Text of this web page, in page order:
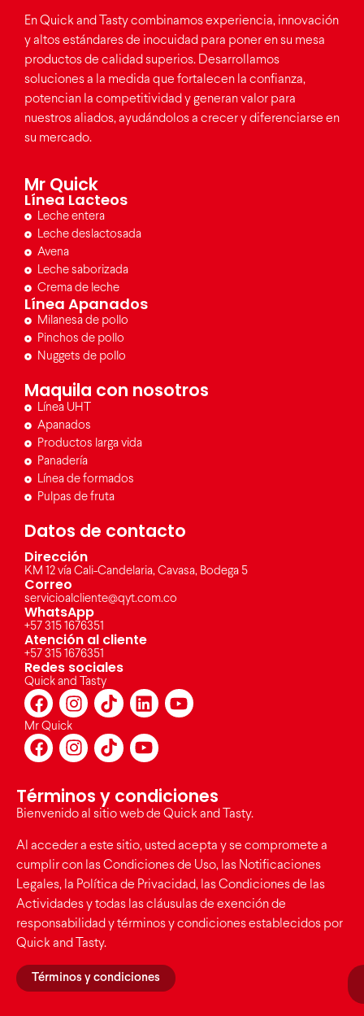
En Quick and Tasty combinamos experiencia, innovación
y altos estándares de inocuidad para poner en su mesa
productos de calidad superios. Desarrollamos
soluciones a la medida que fortalecen la confianza,
potencian la competitividad y generan valor para
nuestros aliados, ayudándolos a crecer y diferenciarse en
su mercado.
Mr Quick
Línea Lacteos
Leche entera
Leche deslactosada
Avena
Leche saborizada
Crema de leche
Línea Apanados
Milanesa de pollo
Pinchos de pollo
Nuggets de pollo
Maquila con nosotros
Línea UHT
Apanados
Productos larga vida
Panadería
Línea de formados
Pulpas de fruta
Datos de contacto
Dirección
KM 12 vía Cali-Candelaria, Cavasa, Bodega 5
Correo
servicioalcliente@qyt.com.co
WhatsApp
+57 315 1676351
Atención al cliente
+57 315 1676351
Redes sociales
Quick and Tasty
Mr Quick
Términos y condiciones
Bienvenido al sitio web de Quick and Tasty.
Al acceder a este sitio, usted acepta y se compromete a
cumplir con las Condiciones de Uso, las Notificaciones
Legales, la Política de Privacidad, las Condiciones de las
Actividades y todas las cláusulas de exención de
responsabilidad y términos y condiciones establecidos por
Quick and Tasty.
Términos y condiciones